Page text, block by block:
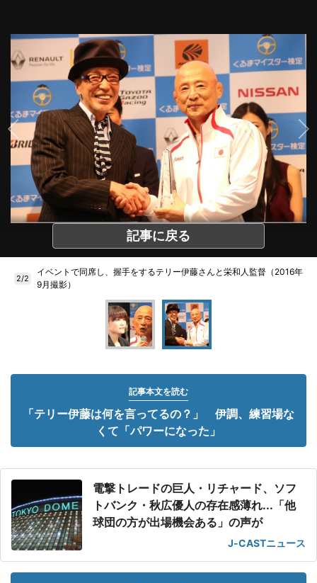
記事に戻る
2/2
イベントで同席し、握手をするテリー伊藤さんと栄和人監督（2016年
9月撮影）
記事本文を読む
「テリー伊藤は何を言ってるの？」 伊調、練習場な
くて「パワーになった」
電撃トレードの巨人・リチャード、ソフ
トバンク・秋広優人の存在感薄れ...「他
球団の方が出場機会ある」の声が
J-CASTニュース